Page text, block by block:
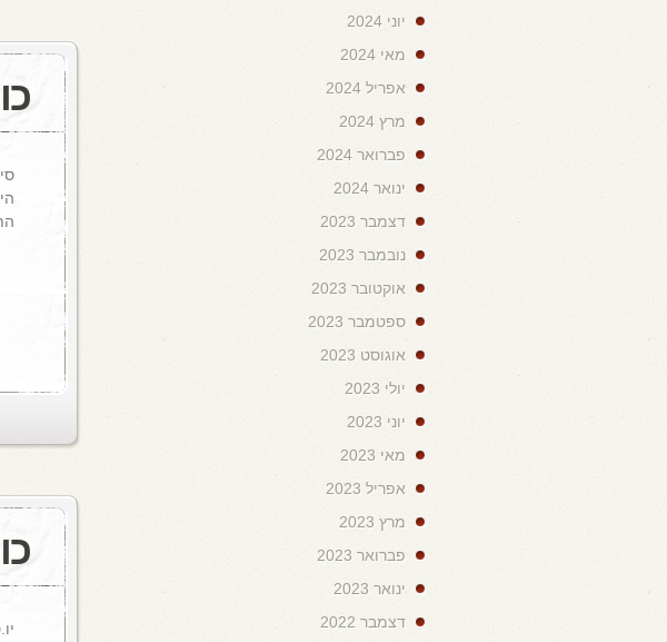
יוני 2024
מאי 2024
אפריל 2024
מרץ 2024
פברואר 2024
ינואר 2024
דצמבר 2023
נובמבר 2023
אוקטובר 2023
ספטמבר 2023
אוגוסט 2023
יולי 2023
יוני 2023
מאי 2023
אפריל 2023
מרץ 2023
פברואר 2023
ינואר 2023
דצמבר 2022